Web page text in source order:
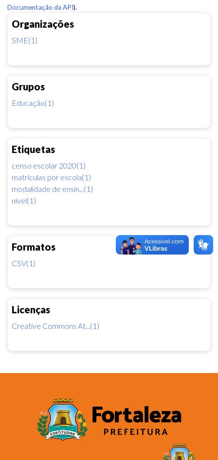
Organizações
SME(1)
Grupos
Educação(1)
Etiquetas
censo escolar 2020(1)
matrículas por escola(1)
modalidade de ensin...(1)
nível(1)
Formatos
CSV(1)
Licenças
Creative Commons At...(1)
Documentação da API).